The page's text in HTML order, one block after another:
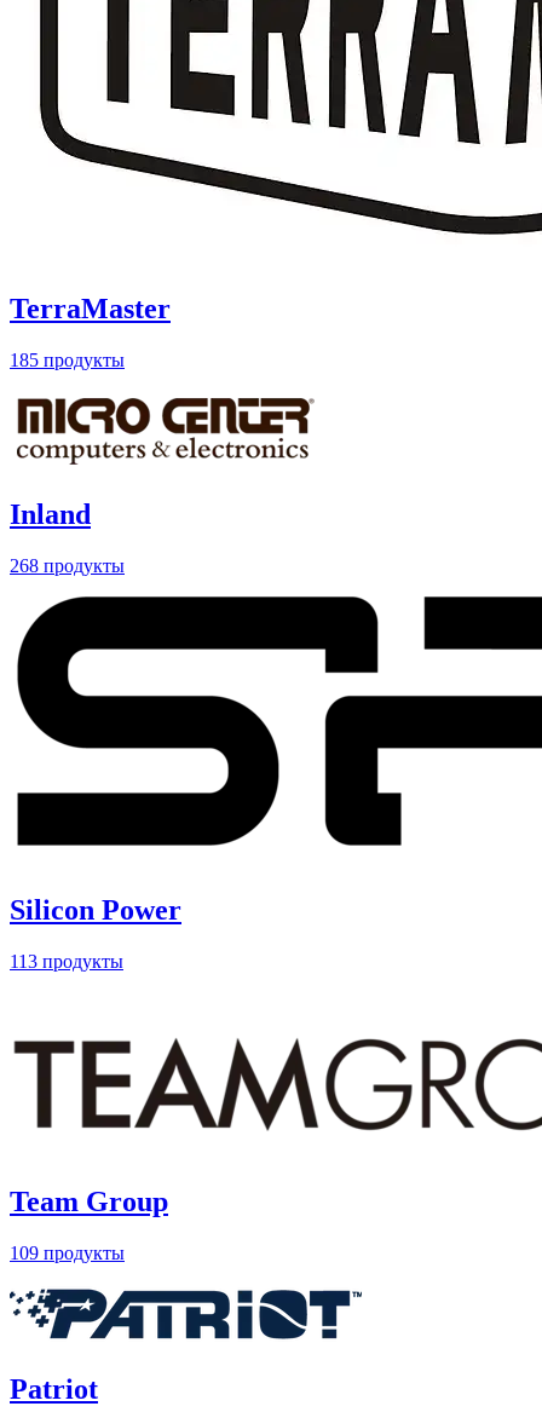
TerraMaster
185 продукты
Inland
268 продукты
Silicon Power
113 продукты
Team Group
109 продукты
Patriot